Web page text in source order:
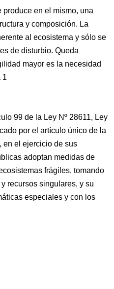
en el mismo, una
y composición. La
al ecosistema y sólo se
de disturbio. Queda
mayor es la necesidad
1
99 de la Ley Nº 28611, Ley
por el artículo único de la
en el ejercicio de sus
adoptan medidas de
frágiles, tomando
recursos singulares, y su
especiales y con los